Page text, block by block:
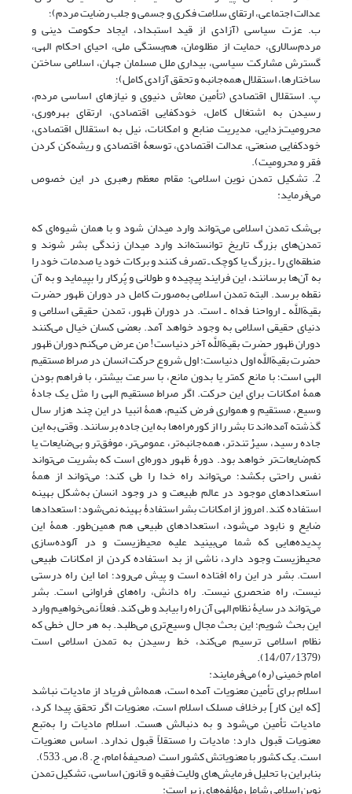
عدالت اجتماعی، ارتقای سلامت فکری و جسمی و جلب رضایت مردم)؛
ب. عزت سیاسی (آزادی از قید استبداد، ایجاد حکومت دینی و
مردم‌سالاری، حمایت از مظلومان، هم‌بستگی ملی، احیای احکام الهی،
گسترش مشارکت سیاسی، بیداری ملل مسلمان جهان، اسلامی ساختن
ساختارها، استقلال همه‌جانبه و تحقق آزادی کامل)؛
پ. استقلال اقتصادی (تأمین معاش دنیوی و نیازهای اساسی مردم،
رسیدن به اشتغال کامل، خودکفایی اقتصادی، ارتقای بهره‌وری،
محرومیت‌زدایی، مدیریت منابع و امکانات، نیل به استقلال اقتصادی،
خودکفایی صنعتی، عدالت اقتصادی، توسعۀ اقتصادی و ریشه‌کن کردن
فقر و محرومیت).
2. تشکیل تمدن نوین اسلامی: مقام معظم رهبری در این خصوص
می‌فرماید:
بی‌شک تمدن اسلامی می‌تواند وارد میدان شود و با همان شیوه‌ای که
تمدن‌های بزرگ تاریخ توانسته‌اند وارد میدان زندگی بشر شوند و
منطقه‌ای را ـ بزرگ یا کوچک ـ تصرف کنند و برکات خود یا صدمات خود را
به آن‌ها برسانند، این فرایند پیچیده و طولانی و پُرکار را بپیماید و به آن
نقطه برسد. البته تمدن اسلامی به‌صورت کامل در دوران ظهور حضرت
بقیةاللَّه ـ ارواحنا فداه ـ است. در دوران ظهور، تمدن حقیقی اسلامی و
دنیای حقیقی اسلامی به وجود خواهد آمد. بعضی کسان خیال می‌کنند
دوران ظهور حضرت بقیةاللَّه آخر دنیاست! من عرض می‌کنم دوران ظهور
حضرت بقیةاللَّه اول دنیاست؛ اول شروع حرکت انسان در صراط مستقیم
الهی است؛ با مانع کمتر یا بدون مانع، با سرعت بیشتر، با فراهم بودن
همۀ امکانات برای این حرکت. اگر صراط مستقیم الهی را مثل یک جادۀ
وسیع، مستقیم و همواری فرض کنیم، همۀ انبیا در این چند هزار سال
گذشته آمده‌اند تا بشر را از کوره‌راه‌ها به این جاده برسانند. وقتی به این
جاده رسید، سیرْ تندتر، همه‌جانبه‌تر، عمومی‌تر، موفق‌تر و بی‌ضایعات یا
کم‌ضایعات‌تر خواهد بود. دورۀ ظهور دوره‌ای است که بشریت می‌تواند
نفس راحتی بکشد؛ می‌تواند راه خدا را طی کند؛ می‌تواند از همۀ
استعدادهای موجود در عالم طبیعت و در وجود انسان به‌شکل بهینه
استفاده کند. امروز از امکانات بشر استفادۀ بهینه نمی‌شود؛ استعدادها
ضایع و نابود می‌شود، استعدادهای طبیعی هم همین‌طور. همۀ این
پدیده‌هایی که شما می‌بینید علیه محیط‌زیست و در آلوده‌سازی
محیط‌زیست وجود دارد، ناشی از بد استفاده کردن از امکانات طبیعی
است. بشر در این راه افتاده است و پیش می‌رود؛ اما این راه درستی
نیست، راه منحصری نیست. راه دانش، را‌ه‌های فراوانی است. بشر
می‌تواند در سایۀ نظام الهی آن راه را بیابد و طی کند. فعلاً نمی‌خواهیم وارد
این بحث شویم؛ این بحث مجال وسیع‌تری می‌طلبد. به ‌هر حال خطی که
نظام اسلامی ترسیم می‌کند، خط رسیدن به تمدن اسلامی است
(14/07/1379).
امام خمینی (ره) می‌فرمایند:
اسلام برای تأمین معنویات آمده است، همه‌اش فریاد از مادیات نباشد
[که این کار] برخلاف مسلک اسلام است، معنویات اگر تحقق پیدا کرد،
مادیات تأمین می‌شود و به دنبالش هست. اسلام مادیات را به‌تبع
معنویات قبول دارد؛ مادیات را مستقلاً قبول ندارد. اساس معنویات
است. یک کشور با معنویاتش کشور است (صحیفۀ امام، ج. 8، ص. 533).
بنابراین با تحلیل فرمایش‌های ولایت فقیه و قانون اساسی، تشکیل تمدن